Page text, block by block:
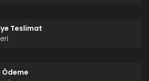
Teslimat
Ödeme